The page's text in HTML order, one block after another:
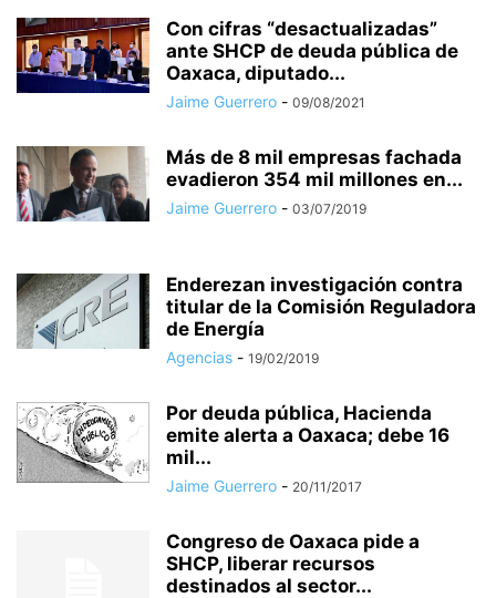
Con cifras “desactualizadas”
ante SHCP de deuda pública de
Oaxaca, diputado...
Jaime Guerrero - 09/08/2021
Más de 8 mil empresas fachada
evadieron 354 mil millones en...
Jaime Guerrero - 03/07/2019
Enderezan investigación contra
titular de la Comisión Reguladora
de Energía
Agencias - 19/02/2019
Por deuda pública, Hacienda
emite alerta a Oaxaca; debe 16
mil...
Jaime Guerrero - 20/11/2017
Congreso de Oaxaca pide a
SHCP, liberar recursos
destinados al sector...